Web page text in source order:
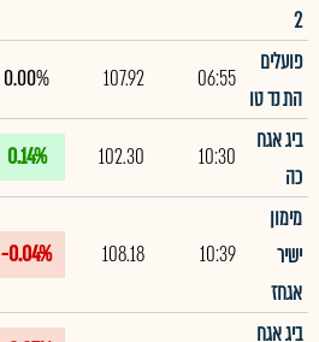
2
פועלים
הת נד טו
06:55
107.92
0.00%
ביג אגח
כה
10:30
102.30
0.14%
מימון
ישיר
אגחז
10:39
108.18
-0.04%
ביג אגח